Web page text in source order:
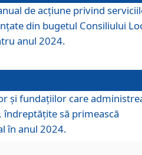
de acțiune privind
din bugetul Consiliului
anul 2024.
şi fundațiilor care
îndreptăţite să primească
în anul 2024.